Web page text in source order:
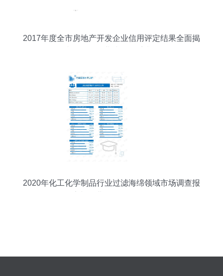
2017年度全市房地产开发企业信用评定结果全面揭
2020年化工化学制品行业过滤海绵领域市场调查报